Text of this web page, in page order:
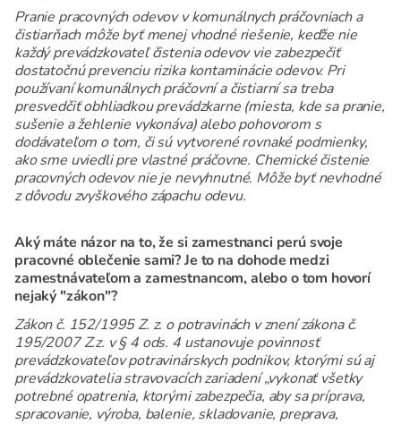
Pranie pracovných odevov v komunálnych práčovniach a
čistiarňach môže byť menej vhodné riešenie, keďže nie
každý prevádzkovateľ čistenia odevov vie zabezpečiť
dostatočnú prevenciu rizika kontaminácie odevov. Pri
používaní komunálnych práčovní a čistiarní sa treba
presvedčiť obhliadkou prevádzkarne (miesta, kde sa pranie,
sušenie a žehlenie vykonáva) alebo pohovorom s
dodávateľom o tom, či sú vytvorené rovnaké podmienky,
ako sme uviedli pre vlastné práčovne. Chemické čistenie
pracovných odevov nie je nevyhnutné. Môže byť nevhodné
z dôvodu zvyškového zápachu odevu.
Aký máte názor na to, že si zamestnanci perú svoje
pracovné oblečenie sami? Je to na dohode medzi
zamestnávateľom a zamestnancom, alebo o tom hovorí
nejaký "zákon"?
Zákon č. 152/1995 Z. z. o potravinách v znení zákona č.
195/2007 Z.z. v § 4 ods. 4 ustanovuje povinnosť
prevádzkovateľov potravinárskych podnikov, ktorými sú aj
prevádzkovatelia stravovacích zariadení „vykonať všetky
potrebné opatrenia, ktorými zabezpečia, aby sa príprava,
spracovanie, výroba, balenie, skladovanie, preprava,